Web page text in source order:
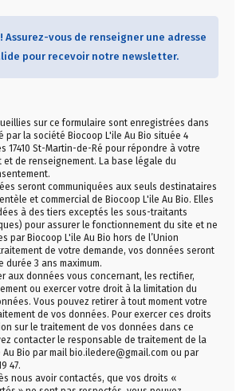
vous de renseigner une adresse
pour recevoir notre newsletter.
sur ce formulaire sont enregistrées dans
par la société Biocoop L'ile Au Bio située 4
17410 St-Martin-de-Ré pour répondre à votre
de renseignement. La base légale du
seront communiquées aux seuls destinataires
et commercial de Biocoop L'ile Au Bio. Elles
à des tiers exceptés les sous-traitants
pour assurer le fonctionnement du site et ne
par Biocoop L'ile Au Bio hors de l’Union
de votre demande, vos données seront
durée 3 ans maximum.
aux données vous concernant, les rectifier,
ou exercer votre droit à la limitation du
Vous pouvez retirer à tout moment votre
de vos données. Pour exercer ces droits
sur le traitement de vos données dans ce
contacter le responsable de traitement de la
Bio par mail bio.iledere@gmail.com ou par
47.
nous avoir contactés, que vos droits «